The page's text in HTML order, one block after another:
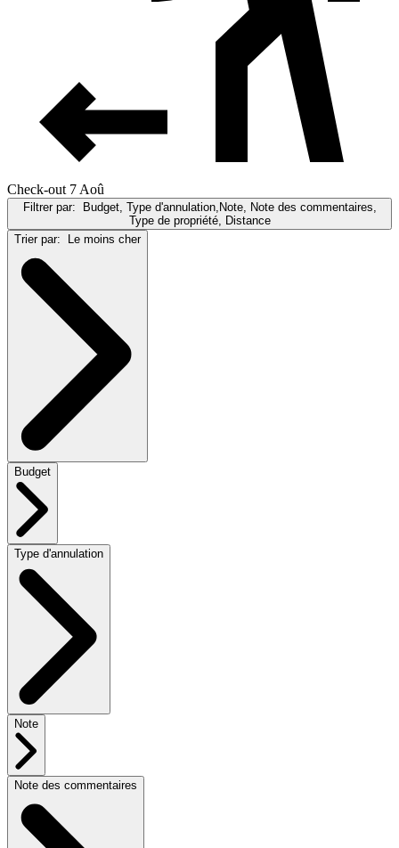
Check-out 7 Aoû
Filtrer par:
Budget, Type d'annulation,Note, Note des commentaires,
Type de propriété, Distance
Trier par:
Le moins cher
Budget
Type d'annulation
Note
Note des commentaires